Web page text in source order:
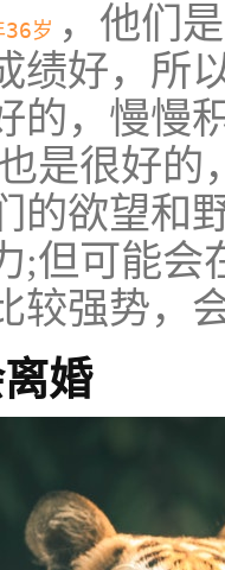
36岁 ，他们
绩好，所
的，慢慢
是很好的
的欲望和
;但可能会
较强势，
婚